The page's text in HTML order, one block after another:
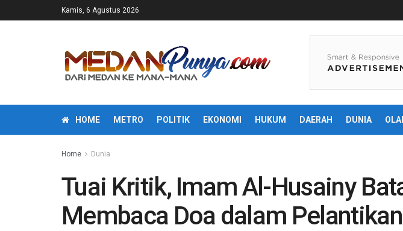
Kamis, 6 Agustus 2026
HOME METRO POLITIK EKONOMI HUKUM DAERAH DUNIA
Home Dunia
Tuai Kritik, Imam Al-Husainy
Membaca Doa dalam